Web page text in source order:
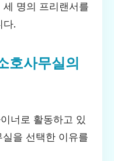
명의 프리랜서를
다.
호사무실의
너로 활동하고 있
을 선택한 이유를